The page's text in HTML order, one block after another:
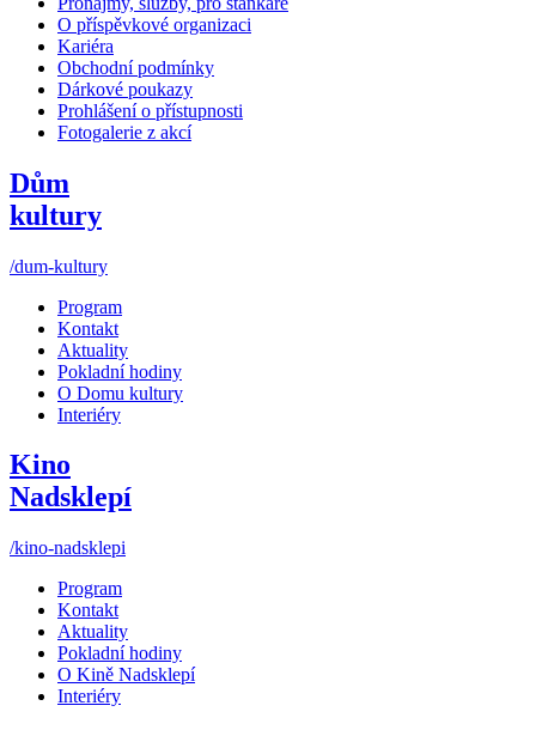
O příspěvkové organizaci
Kariéra
Obchodní podmínky
Dárkové poukazy
Prohlášení o přístupnosti
Fotogalerie z akcí
Dům
kultury
/dum-kultury
Program
Kontakt
Aktuality
Pokladní hodiny
O Domu kultury
Interiéry
Kino
Nadsklepí
/kino-nadsklepi
Program
Kontakt
Aktuality
Pokladní hodiny
O Kině Nadsklepí
Interiéry